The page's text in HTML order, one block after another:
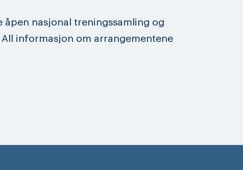
åpen nasjonal treningssamling og
informasjon om arrangementene